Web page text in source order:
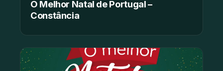
O Melhor Natal de Portugal –
Constância